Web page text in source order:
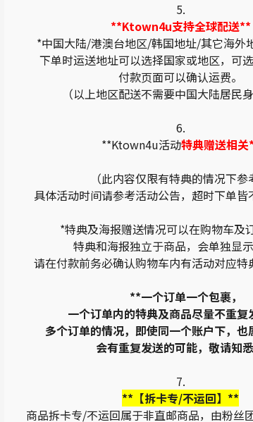
5.
**Ktown4u支持全球配送**
*中国大陆/港澳台地区/韩国地址/其它海外
下单时运送地址可以选择国家或地区，可选
付款页面可以确认运费。
（以上地区配送不需要中国大陆居民身
6.
**Ktown4u活动特典赠送相
（此内容仅限有特典的情况下参
具体活动时间请参考活动公告，超时下单皆
*特典及海报赠送情况可以在购物车及
特典和海报独立于商品，会单独显示
请在付款前务必确认购物车内有活动对应特
**一个订单一个包裹，
一个订单内的特典及商品尽量不重
多个订单的情况，即使同一个账户下，也
会有重复发送的可能，敬请知悉
7.
**【拆卡专/不运回】**
商品拆卡专/不运回属于非直邮商品，由粉丝